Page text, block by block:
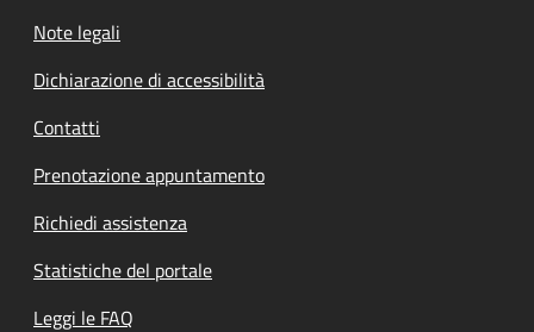
Note legali
Dichiarazione di accessibilità
Contatti
Prenotazione appuntamento
Richiedi assistenza
Statistiche del portale
Leggi le FAQ